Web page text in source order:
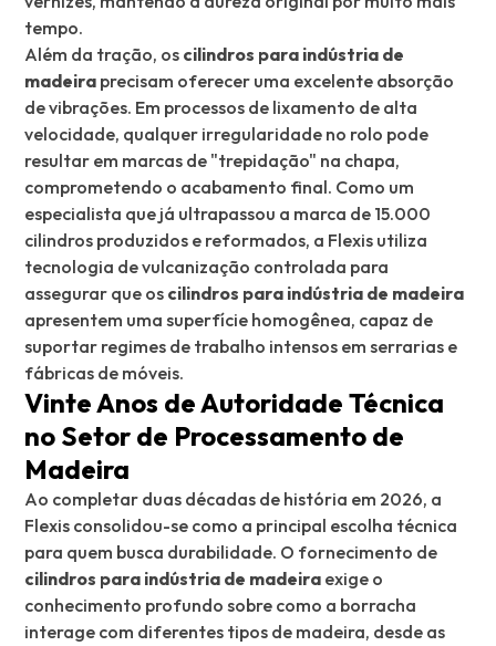
tempo.
Além da tração, os cilindros para indústria de
madeira precisam oferecer uma excelente absorção
de vibrações. Em processos de lixamento de alta
velocidade, qualquer irregularidade no rolo pode
resultar em marcas de "trepidação" na chapa,
comprometendo o acabamento final. Como um
especialista que já ultrapassou a marca de 15.000
cilindros produzidos e reformados, a Flexis utiliza
tecnologia de vulcanização controlada para
assegurar que os cilindros para indústria de madeira
apresentem uma superfície homogênea, capaz de
suportar regimes de trabalho intensos em serrarias e
fábricas de móveis.
Vinte Anos de Autoridade Técnica
no Setor de Processamento de
Madeira
Ao completar duas décadas de história em 2026, a
Flexis consolidou-se como a principal escolha técnica
para quem busca durabilidade. O fornecimento de
cilindros para indústria de madeira exige o
conhecimento profundo sobre como a borracha
interage com diferentes tipos de madeira, desde as